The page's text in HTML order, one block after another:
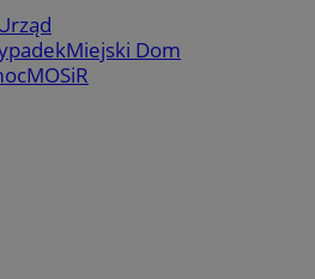
Miejski Dom
MOSiR